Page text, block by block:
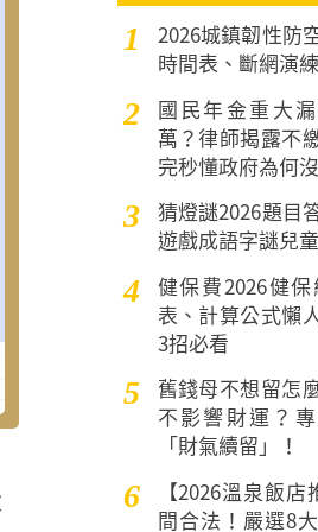
1
2026城鎮韌性防
時間表、斷網演
2
國民年金重大
萬？律師揭露不
完秒懂政府為何
3
猜燈謎2026題目
遊戲成語字謎兒
4
健保費2026健
表、計算公式懶
3招必看
5
舊錢母不想留怎
不影響財運？
「財氣續留」！
6
【2026溫泉飯
間合法！嚴選8